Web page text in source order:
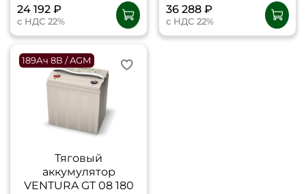
24 192 ₽
с НДС 22%
36 288 ₽
с НДС 22%
189Ач 8В / AGM
Тяговый
аккумулятор
VENTURA GT 08 180